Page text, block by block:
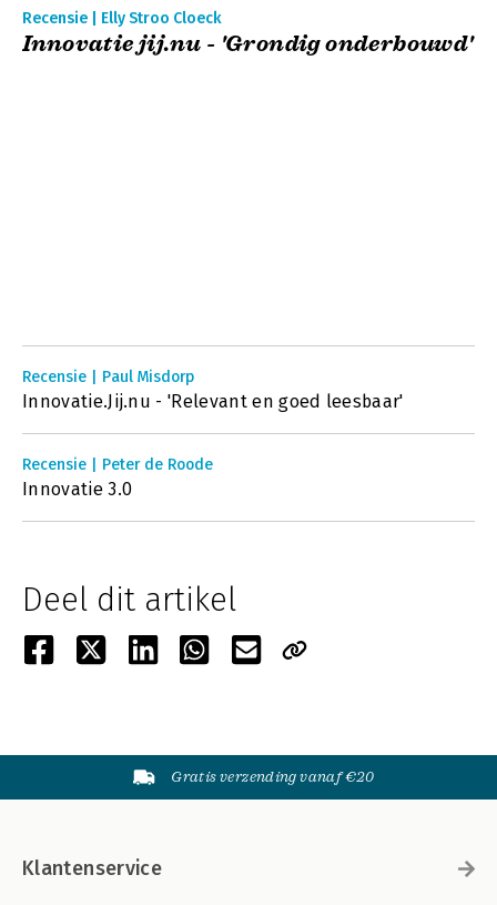
Recensie | Elly Stroo Cloeck
Innovatie jij.nu - 'Grondig onderbouwd'
Recensie | Paul Misdorp
Innovatie.Jij.nu - 'Relevant en goed leesbaar'
Recensie | Peter de Roode
Innovatie 3.0
Deel dit artikel
Gratis verzending vanaf €20
Klantenservice